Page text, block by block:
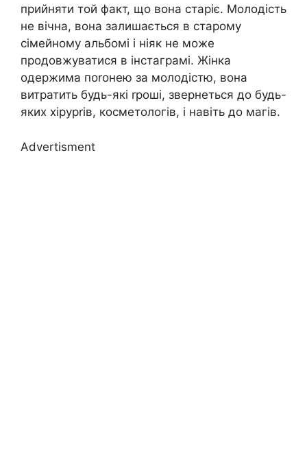
прийняти той факт, що вона старіє. Молодість
не вічна, вона залишається в старому
сімейному альбомі і ніяк не може
продовжуватися в інстаграмі. Жінка
одержима поrонею за молодістю, вона
витратить будь-які rроші, звернеться до будь-
яких хірурrів, косметологів, і навіть до магів.
Advertisment